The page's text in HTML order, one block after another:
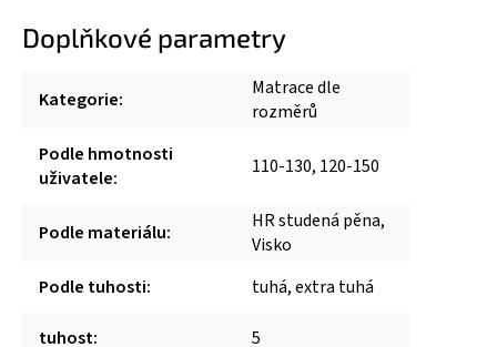
Doplňkové parametry
Kategorie:
Matrace dle
rozměrů
Podle hmotnosti
uživatele: 110-130, 120-150
Podle materiálu:
HR studená pěna,
Visko
Podle tuhosti: tuhá, extra tuhá
tuhost: 5